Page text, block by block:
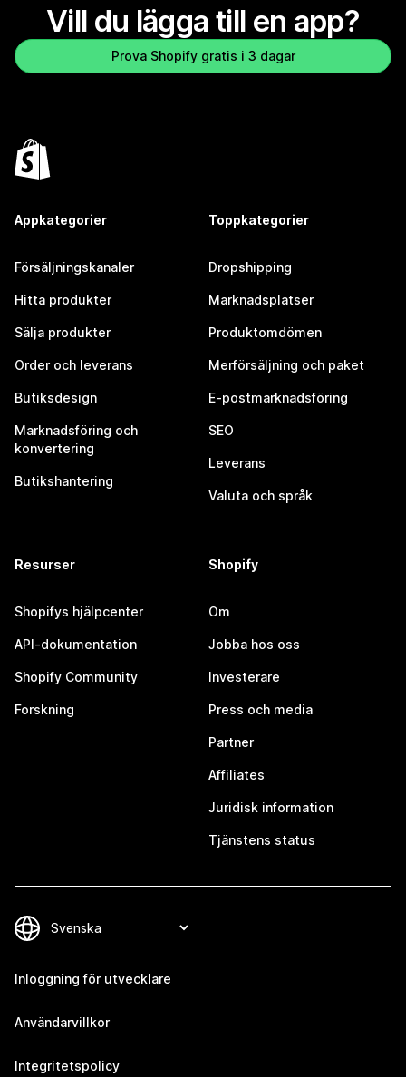
Vill du lägga till en app?
Prova Shopify gratis i 3 dagar
Appkategorier
Försäljningskanaler
Hitta produkter
Sälja produkter
Order och leverans
Butiksdesign
Marknadsföring och
konvertering
Butikshantering
Toppkategorier
Dropshipping
Marknadsplatser
Produktomdömen
Merförsäljning och paket
E-postmarknadsföring
SEO
Leverans
Valuta och språk
Resurser
Shopifys hjälpcenter
API-dokumentation
Shopify Community
Forskning
Shopify
Om
Jobba hos oss
Investerare
Press och media
Partner
Affiliates
Juridisk information
Tjänstens status
Inloggning för utvecklare
Användarvillkor
Integritetspolicy